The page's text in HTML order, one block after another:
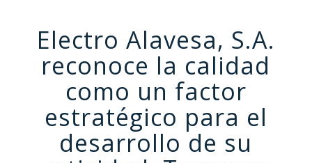
Electro Alavesa, S.A.
reconoce la calidad
como un factor
estratégico para el
desarrollo de su